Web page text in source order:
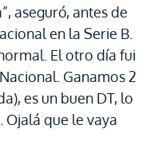
aseguró, antes de
en la Serie B.
El otro día fui
Ganamos 2
es un buen DT, lo
Ojalá que le vaya